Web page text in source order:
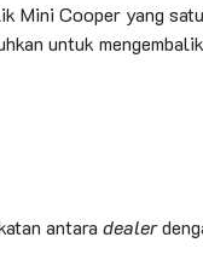
Mini Cooper yang
untuk
antara dealer